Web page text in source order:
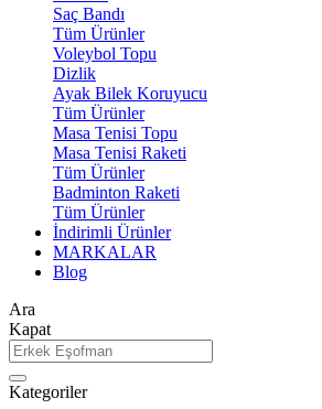
Saç Bandı
Tüm Ürünler
Voleybol Topu
Dizlik
Ayak Bilek Koruyucu
Tüm Ürünler
Masa Tenisi Topu
Masa Tenisi Raketi
Tüm Ürünler
Badminton Raketi
Tüm Ürünler
İndirimli Ürünler
MARKALAR
Blog
Ara
Kapat
Kategoriler